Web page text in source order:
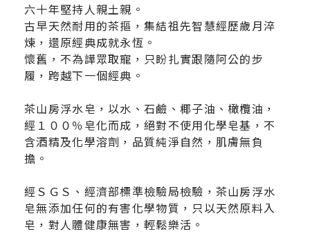
六十年堅持人親土親。
古早天然耐用的茶摳，集結祖先智慧經歷歲月淬
煉，還原經典成就永恆。
懷舊，不為譁眾取寵，只盼扎實跟隨阿公的步
履，跨越下一個經典。
茶山房浮水皂，以水、石鹼、椰子油、橄欖油，
經１００％皂化而成，絕對不使用化學皂基，不
含酒精及化學溶劑，品質純淨自然，肌膚無負
擔。
經ＳＧＳ、經濟部標準檢驗局檢驗，茶山房浮水
皂無添加任何的有害化學物質，只以天然原料入
皂，對人體健康無害，輕鬆樂活。